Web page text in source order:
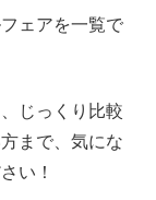
ェアを一覧で
じっくり比較
まで、気にな
い！